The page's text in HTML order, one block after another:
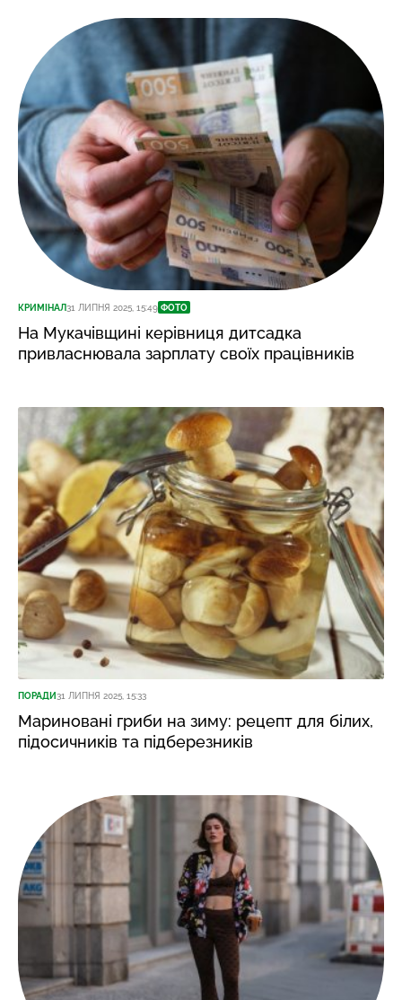
КРИМІНАЛ31 ЛИПНЯ 2025, 15:49 ФОТО
На Мукачівщині керівниця дитсадка
привласнювала зарплату своїх працівників
ПОРАДИ31 ЛИПНЯ 2025, 15:33
Мариновані гриби на зиму: рецепт для білих,
підосичників та підберезників